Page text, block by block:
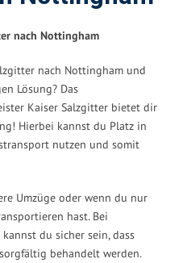
nach Nottingham
nach Nottingham und
Lösung? Das
Kaiser Salzgitter bietet dir
Hierbei kannst du Platz in
nutzen und somit
Umzüge oder wenn du nur
hast. Bei
du sicher sein, dass
behandelt werden.